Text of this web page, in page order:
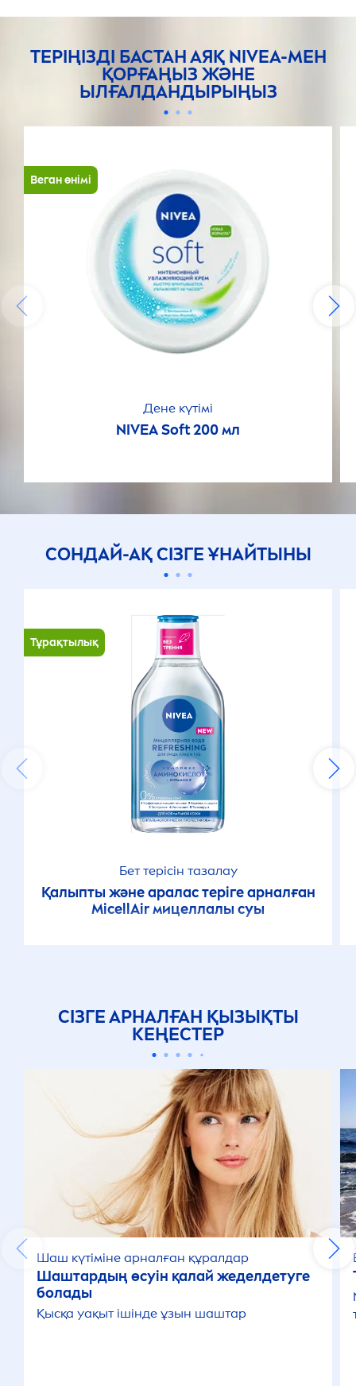
ТЕРІҢІЗДІ БАСТАН АЯҚ NIVEA-МЕН
ҚОРҒАҢЫЗ ЖӘНЕ
ЫЛҒАЛДАНДЫРЫҢЫЗ
Веган өнімі
Дене күтімі
NIVEASoft 200 мл
СОНДАЙ-АҚ СІЗГЕ ҰНАЙТЫНЫ
Тұрақтылық
Бет терісін тазалау
Қалыпты және аралас теріге арналған
MicellAirмицеллалы суы
СІЗГЕ АРНАЛҒАН ҚЫЗЫҚТЫ
КЕҢЕСТЕР
Шаш күтіміне арналған құралдар
Шаштардың өсуін қалай жеделдетуге
болады
Қысқа уақыт ішінде ұзын шаштар